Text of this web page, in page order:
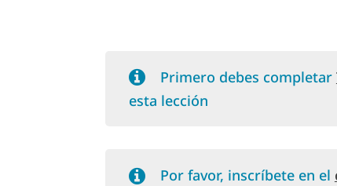
Primero debes completar
esta lección
Por favor, inscríbete en el